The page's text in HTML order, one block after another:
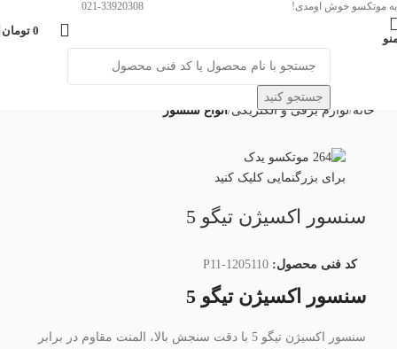
به موتکسو خوش اومدی! 021-33920308
0 تومان
جستجو کنید
خانه لوازم برقی و الکتریکی انواع سنسور
برای بزرگنمایی کلیک کنید
سنسور اکسيژن تیگو 5
کد فنی محصول: P11-1205110
سنسور اکسيژن تیگو 5
سنسور اکسيژن تیگو 5 با دقت سنجش بالا، المنت مقاوم در برابر